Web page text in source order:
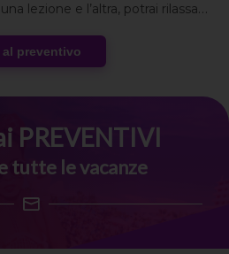
lezione e l’altra, potrai rilassarti
il weekend con
musica, natura e spirito di
al preventivo
PREVENTIVI
tutte le vacanze